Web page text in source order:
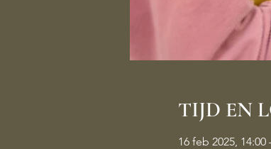
TIJD EN
16 feb 2025, 14:00